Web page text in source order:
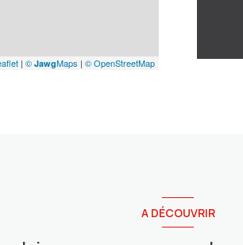
| © JawgMaps | © OpenStreetMap
A DÉCOUVRIR